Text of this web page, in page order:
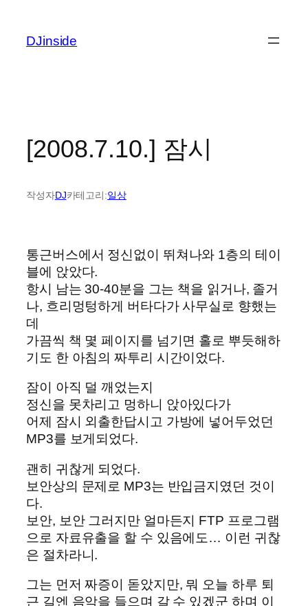
DJinside
[2008.7.10.] 잠시
작성자DJ카테고리:일상
통근버스에서 정신없이 뛰쳐나와 1층의 테이
블에 앉았다.
항시 남는 30-40분을 그는 책을 읽거나, 졸거
나, 흐리멍텅하게 버타다가 사무실로 향했는
데
가끔씩 책 몇 페이지를 넘기면 홀로 뿌듯해하
기도 한 아침의 짜투리 시간이었다.
잠이 아직 덜 깨었는지
정신을 못차리고 멍하니 앉아있다가
어제 잠시 외출한답시고 가방에 넣어두었던
MP3를 보게되었다.
괜히 귀찮게 되었다.
보안상의 문제로 MP3는 반입금지였던 것이
다.
보안, 보안 그러지만 얼마든지 FTP 프로그램
으로 자료유출을 할 수 있음에도… 이런 귀찮
은 절차라니.
그는 먼저 짜증이 돋았지만, 뭐 오늘 하루 퇴
근 길엔 음악을 들으며 갈 수 있겠군 하며 이